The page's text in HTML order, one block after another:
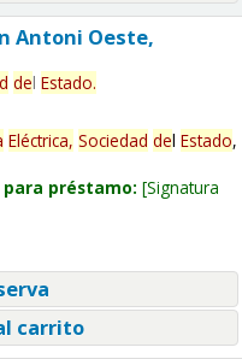
Antoni Oeste,
del Estado.
Eléctrica, Sociedad del Estado,
préstamo: Signatura
carrito